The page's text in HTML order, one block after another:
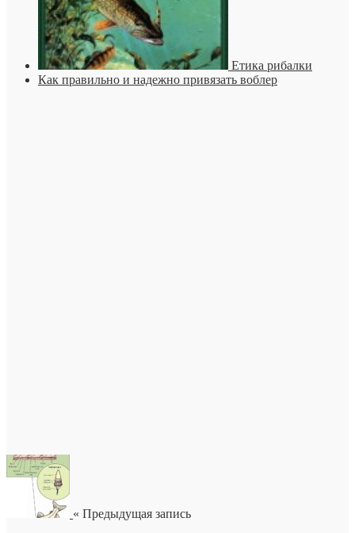
Етика рибалки
Как правильно и надежно привязать воблер
« Предыдущая запись